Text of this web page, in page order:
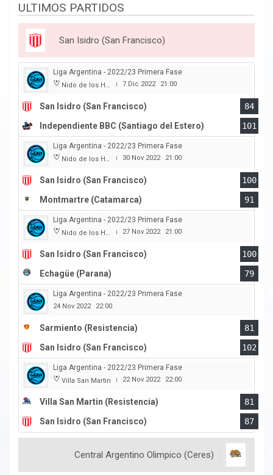
ULTIMOS PARTIDOS
San Isidro (San Francisco)
Liga Argentina - 2022/23 Primera Fase
Nido de los Halcones | 7 Dic 2022 21:00
San Isidro (San Francisco)
84
Independiente BBC (Santiago del Estero)
101
Liga Argentina - 2022/23 Primera Fase
Nido de los Halcones | 30 Nov 2022 21:00
San Isidro (San Francisco)
100
Montmartre (Catamarca)
91
Liga Argentina - 2022/23 Primera Fase
Nido de los Halcones | 27 Nov 2022 21:00
San Isidro (San Francisco)
100
Echagüe (Parana)
79
Liga Argentina - 2022/23 Primera Fase
24 Nov 2022 22:00
Sarmiento (Resistencia)
81
San Isidro (San Francisco)
102
Liga Argentina - 2022/23 Primera Fase
Villa San Martin | 22 Nov 2022 22:00
Villa San Martin (Resistencia)
81
San Isidro (San Francisco)
87
Central Argentino Olimpico (Ceres)